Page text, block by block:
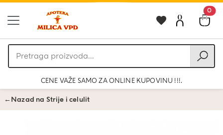
0
Pretraga
proizvoda
CENE VAŽE SAMO ZA ONLINE KUPOVINU !!!.
←Nazad na Strije i celulit